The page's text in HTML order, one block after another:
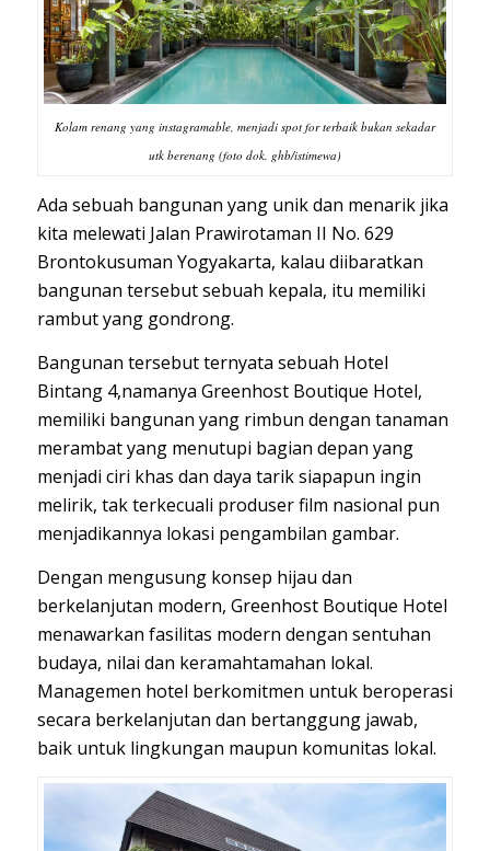
Kolam renang yang instagramable, menjadi spot for terbaik bukan sekadar
utk berenang (foto dok. ghb/istimewa)
Ada sebuah bangunan yang unik dan menarik jika
kita melewati Jalan Prawirotaman II No. 629
Brontokusuman Yogyakarta, kalau diibaratkan
bangunan tersebut sebuah kepala, itu memiliki
rambut yang gondrong.
Bangunan tersebut ternyata sebuah Hotel
Bintang 4,namanya Greenhost Boutique Hotel,
memiliki bangunan yang rimbun dengan tanaman
merambat yang menutupi bagian depan yang
menjadi ciri khas dan daya tarik siapapun ingin
melirik, tak terkecuali produser film nasional pun
menjadikannya lokasi pengambilan gambar.
Dengan mengusung konsep hijau dan
berkelanjutan modern, Greenhost Boutique Hotel
menawarkan fasilitas modern dengan sentuhan
budaya, nilai dan keramahtamahan lokal.
Managemen hotel berkomitmen untuk beroperasi
secara berkelanjutan dan bertanggung jawab,
baik untuk lingkungan maupun komunitas lokal.